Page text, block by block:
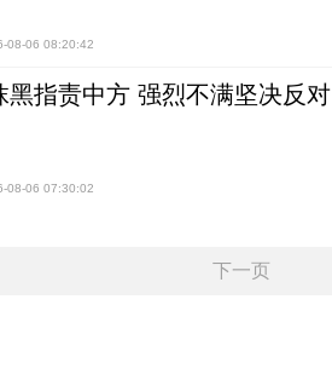
08-06 08:20:42
指责中方 强烈不满坚决反对
08-06 07:30:02
下一页